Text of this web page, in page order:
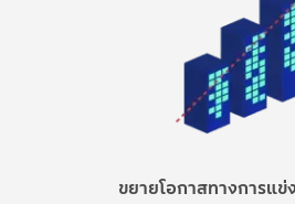
ขยายโอกาสทางการแข่